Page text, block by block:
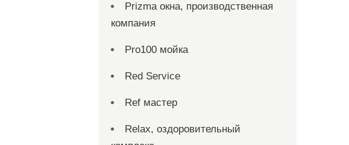
Prizma окна, производственная
компания
Pro100 мойка
Red Service
Ref мастер
Relax, оздоровительный